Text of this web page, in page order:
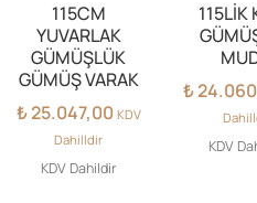
115CM
YUVARLAK
GÜMÜŞLÜK
GÜMÜŞ VARAK
₺25.047,00 KDV
Dahilldir
KDV Dahildir
115LİK
₺
KDV